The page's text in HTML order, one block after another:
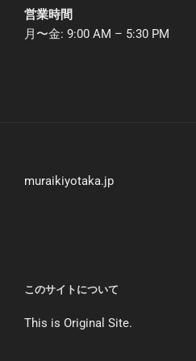
営業時間
月〜金: 9:00 AM – 5:30 PM
muraikiyotaka.jp
このサイトについて
This is Original Site.